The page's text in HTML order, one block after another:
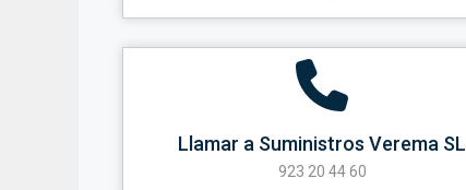
Llamar a Suministros Verema SL
923 20 44 60